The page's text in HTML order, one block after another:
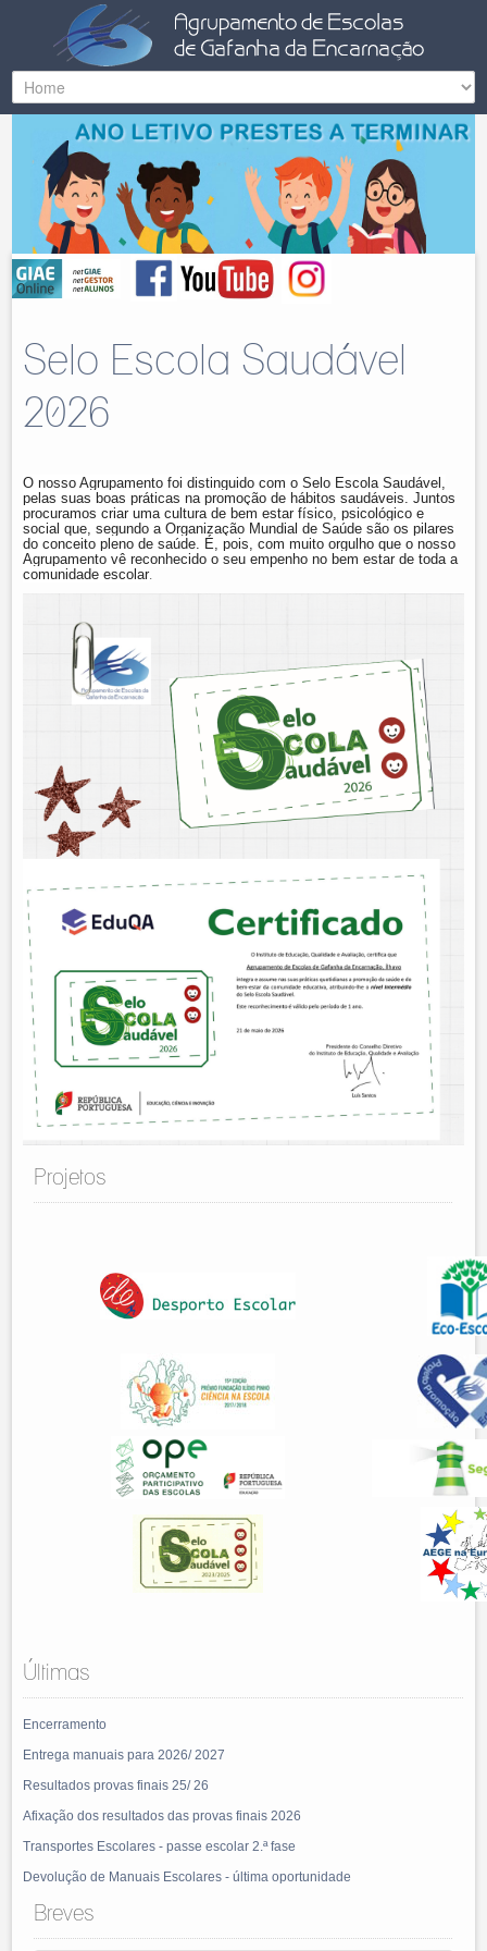
Selo Escola Saudável
2026
O nosso Agrupamento foi distinguido com o Selo Escola Saudável,
pelas suas boas práticas na promoção de hábitos saudáveis. Juntos
procuramos criar uma cultura de bem estar físico, psicológico e
social que, segundo a Organização Mundial de Saúde são os pilares
do conceito pleno de saúde. É, pois, com muito orgulho que o nosso
Agrupamento vê reconhecido o seu empenho no bem estar de toda a
comunidade escolar
Projetos
Últimas
Encerramento
Entrega manuais para 2026/ 2027
Resultados provas finais 25/ 26
Afixação dos resultados das provas finais 2026
Transportes Escolares - passe escolar 2.ª fase
Devolução de Manuais Escolares - última oportunidade
Breves